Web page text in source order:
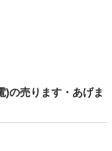
)の売ります・あげま